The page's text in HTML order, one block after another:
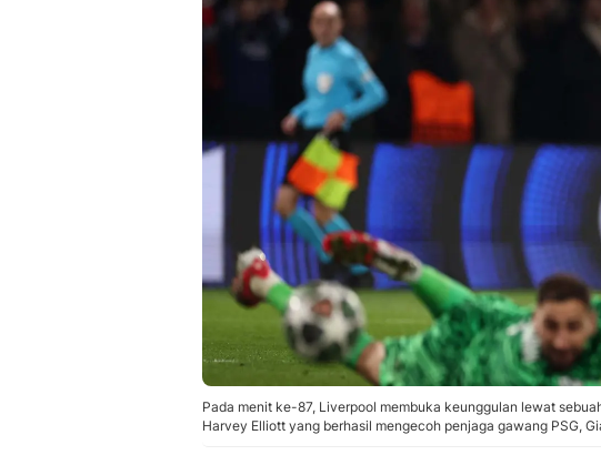
Pada menit ke-87, Liverpool membuka keunggulan lewat
Harvey Elliott yang berhasil mengecoh penjaga gawang PSG,